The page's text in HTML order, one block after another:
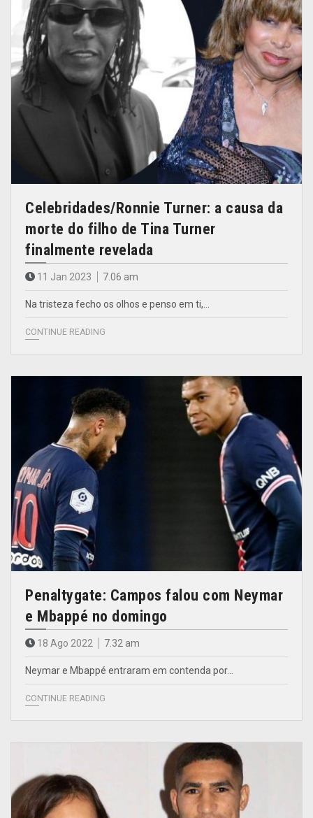
Celebridades/Ronnie Turner: a causa da
morte do filho de Tina Turner
finalmente revelada
11 Jan 2023 7.06 am
Na tristeza fecho os olhos e penso em ti,…
CONTINUE READING
Penaltygate: Campos falou com Neymar
e Mbappé no domingo
18 Ago 2022 7.32 am
Neymar e Mbappé entraram em contenda por…
CONTINUE READING